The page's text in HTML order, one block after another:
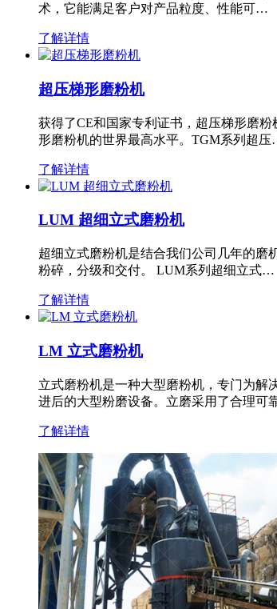
术，它能满足客户对产品粒度、性能可…
了解详情
超压梯形磨粉机
获得了CE和国家专利证书，超压梯形磨
形磨粉机的世界最高水平。TGM系列超
了解详情
LUM 超细立式磨粉机
超细立式磨粉机是结合我们公司几年的磨
粉碎，分级和交付。 LUM系列超细立式…
了解详情
LM 立式磨粉机
立式磨粉机是一种大型磨粉机，专门为解
进后的大型粉磨设备。立磨采用了合理可
了解详情